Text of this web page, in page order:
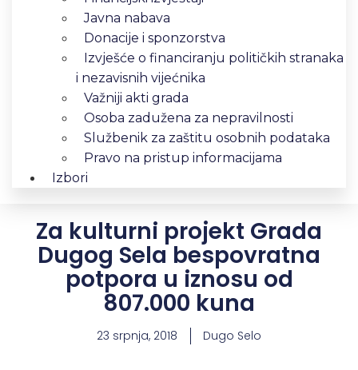
Javna nabava
Donacije i sponzorstva
Izvješće o financiranju političkih stranaka
i nezavisnih vijećnika
Važniji akti grada
Osoba zadužena za nepravilnosti
Službenik za zaštitu osobnih podataka
Pravo na pristup informacijama
Izbori
Za kulturni projekt Grada
Dugog Sela bespovratna
potpora u iznosu od
807.000 kuna
23 srpnja, 2018 Dugo Selo